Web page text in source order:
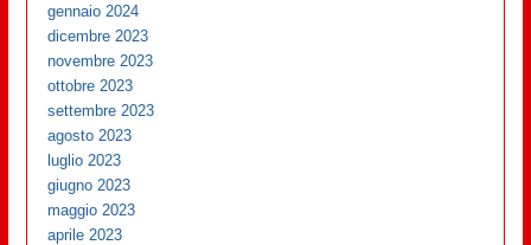
gennaio 2024
dicembre 2023
novembre 2023
ottobre 2023
settembre 2023
agosto 2023
luglio 2023
giugno 2023
maggio 2023
aprile 2023